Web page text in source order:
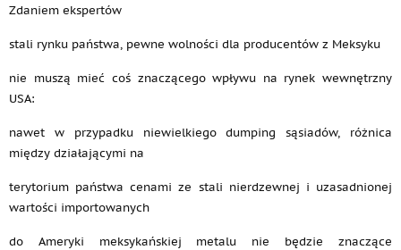
Zdaniem ekspertów
stali rynku państwa, pewne wolności dla producentów z Meksyku
nie muszą mieć coś znaczącego wpływu na rynek wewnętrzny
USA:
nawet w przypadku niewielkiego dumping sąsiadów, różnica
między działającymi na
terytorium państwa cenami ze stali nierdzewnej i uzasadnionej
wartości importowanych
do Ameryki meksykańskiej metalu nie będzie znaczące